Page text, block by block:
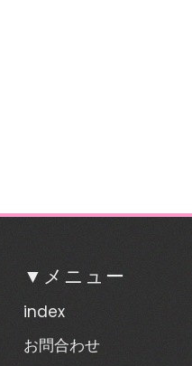
▼メニュー
index
お問合わせ